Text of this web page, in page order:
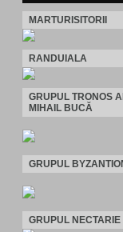
MARTURISITORII
RANDUIALA
GRUPUL TRONOS
MIHAIL BUCĂ
GRUPUL
GRUPUL